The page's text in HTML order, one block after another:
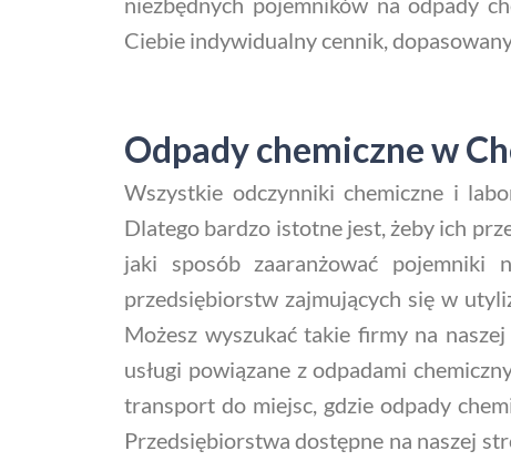
Ciebie indywidualny cennik,
Odpady chemiczne w
Wszystkie odczynniki chemiczne i
Dlatego bardzo istotne jest, żeby ich
jaki sposób zaaranżować pojemniki
przedsiębiorstw zajmujących się w
Możesz wyszukać takie firmy na
usługi powiązane z odpadami
transport do miejsc, gdzie odpady
Przedsiębiorstwa dostępne na naszej